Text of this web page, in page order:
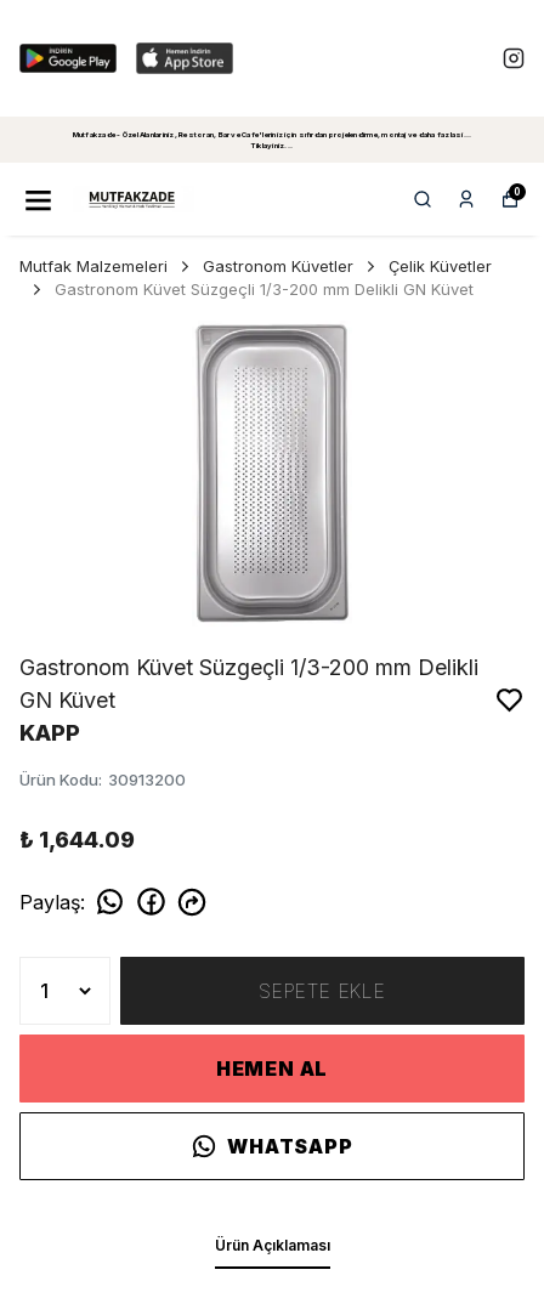
Mutfakzade - Özel Alanlariniz, Restoran, Bar ve Cafe'leriniz için sıfırdan projelendirme, montaj ve daha fazlasi...
Tiklayiniz...
0
Mutfak Malzemeleri Gastronom Küvetler
Çelik Küvetler
Gastronom Küvet Süzgeçli 1/3-200 mm Delikli GN Küvet
Gastronom Küvet Süzgeçli 1/3-200 mm Delikli
GN Küvet
KAPP
Ürün Kodu: 30913200
₺ 1,644.09
Paylaş:
SEPETE EKLE
HEMEN AL
WHATSAPP
Ürün Açıklaması